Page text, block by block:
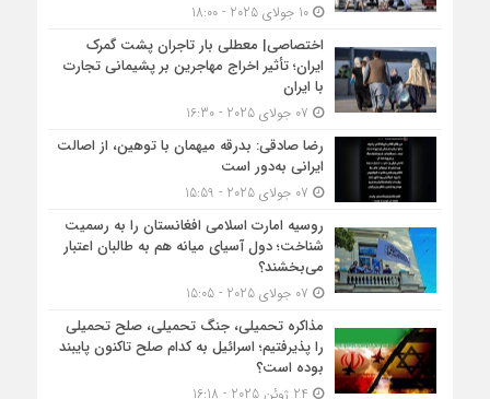
10 جولای 2025 - 18:00
اختصاصی| معطلی بار تاجران پشت گمرک
ایران؛ تأثیر اخراج مهاجرین بر پشیمانی تجارت
با ایران
رضا صادقی: بدرقه میهمان با توهین، از اصالت
ایرانی به‌دور است
روسیه امارت اسلامی افغانستان را به رسمیت
شناخت؛ دول آسیای میانه هم به طالبان اعتبار
می‎‌بخشند؟
مذاکره تحمیلی، جنگ تحمیلی، صلح تحمیلی
را پذیرفتیم؛ اسرائیل به کدام صلح تاکنون پایبند
بوده است؟